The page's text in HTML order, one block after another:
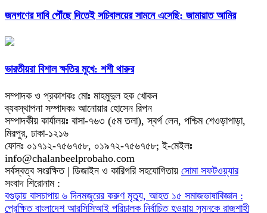
জনগণের দাবি পৌঁছে দিতেই সচিবালয়ের সামনে এসেছি: জামায়াত আমির
ভারতীয়রা বিশাল ক্ষতির মুখে: শশী থারুর
সম্পাদক ও প্রকাশকঃ মোঃ মাহমুদুল হক খোকন
ব্যবস্থাপনা সম্পাদকঃ আনোয়ার হোসেন রিপন
সম্পাদকীয় কার্যালয়ঃ বাসা-৭৬৩ (৫ম তলা), স্বর্গ লেন, পশ্চিম শেওড়াপাড়া,
মিরপুর, ঢাকা-১২১৬
ফোনঃ ০১৭১২-৭৫৬৭৫৮, ০১৯৭২-৭৫৬৭৫৮; ই-মেইলঃ
info@chalanbeelprobaho.com
সর্বস্বত্ব সংরক্ষিত | ডিজাইন ও কারিগরি সহযোগিতায় সোমা সফটওয়্যার
সংবাদ শিরোনাম :
বগুড়ায় বাসচাপায় ৬ দিনমজুরের করুণ মৃত্যু, আহত ১৫ সমাজভাষাবিজ্ঞান :
প্রেক্ষিত বাংলাদেশ আরসিসিআই পরিচালক নির্বাচিত হওয়ায় সুমনকে রাজশাহী